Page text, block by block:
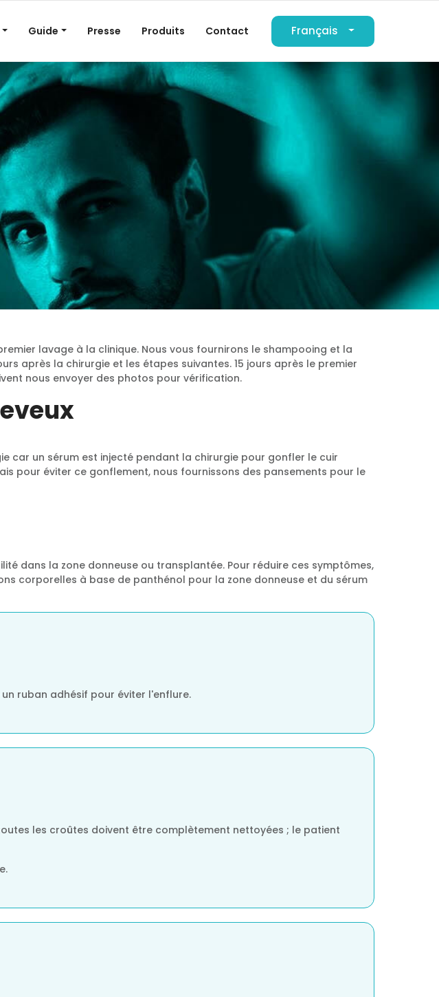
Guide Presse Produits Contact Français
العربية
Español
Türkçe
lavage à la clinique. Nous vous fournirons le shampooing et la
après la chirurgie et les étapes suivantes. 15 jours après le premier
nous envoyer des photos pour vérification.
car un sérum est injecté pendant la chirurgie pour gonfler le cuir
pour éviter ce gonflement, nous fournissons des pansements pour le
dans la zone donneuse ou transplantée. Pour réduire ces symptômes,
corporelles à base de panthénol pour la zone donneuse et du sérum
ruban adhésif pour éviter l'enflure.
les croûtes doivent être complètement nettoyées ; le patient